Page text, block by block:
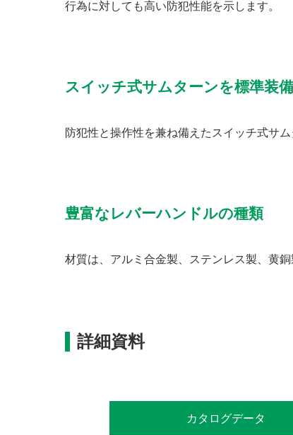
行為に対しても高い防犯性能を示します。
スイッチ式サムターンを標準装備
防犯性と操作性を兼ね備えたスイッチ式サ
豊富なレバーハンドルの種類
材質は、アルミ合金製、ステンレス製、黄
詳細資料
カタログデータ